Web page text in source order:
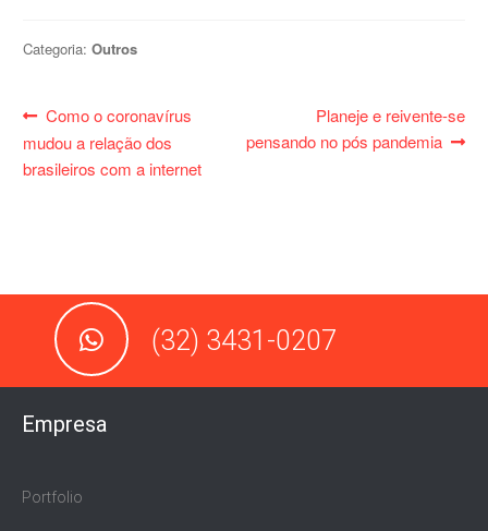
Categoria:Outros
Navegação
Post
Post
anterior:
Como o coronavírus
mudou a relação dos
brasileiros com a internet
Próximo
post:
Planeje e reivente-se
pensando no pós pandemia
(32) 3431-0207
Empresa
Portfolio